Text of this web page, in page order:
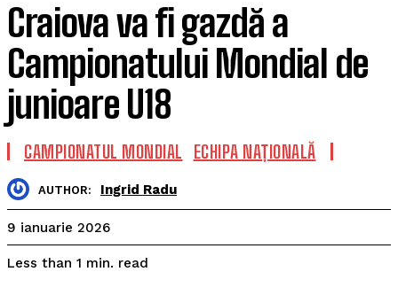
Craiova va fi gazdă a
Campionatului Mondial de
junioare U18
CAMPIONATUL MONDIAL ECHIPA NAȚIONALĂ
AUTHOR: Ingrid Radu
9 ianuarie 2026
Less than 1 min. read